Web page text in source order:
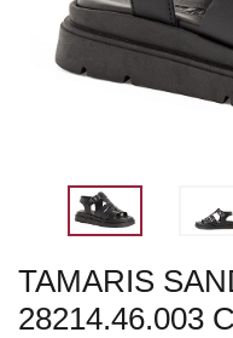
TAMARIS
28214.46.003